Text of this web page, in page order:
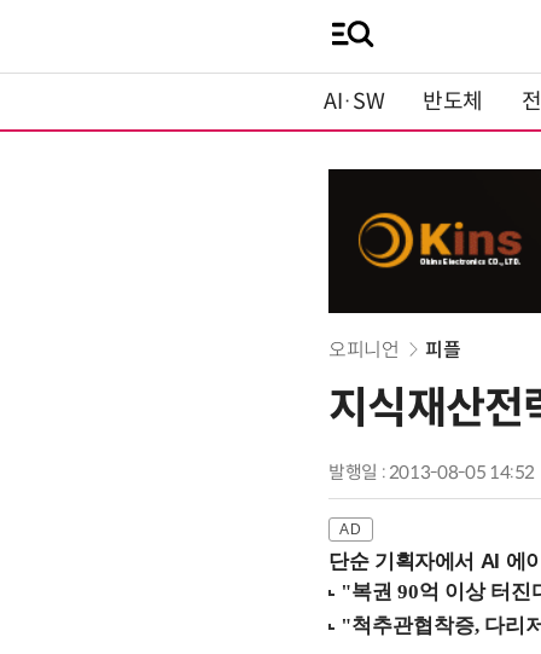
AI·SW 반도체
오피니언 피플
지식재산전
발행일 : 2013-08-05 14:52
단순 기획자에서 AI 에